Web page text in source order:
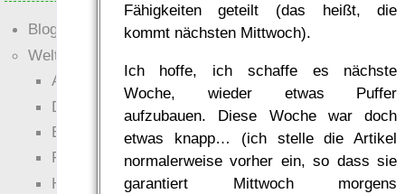
Fähigkeiten geteilt (das heißt, die
kommt nächsten Mittwoch).
Ich hoffe, ich schaffe es nächste
Woche, wieder etwas Puffer
aufzubauen. Diese Woche war doch
etwas knapp… (ich stelle die Artikel
normalerweise vorher ein, so dass sie
garantiert Mittwoch morgens
Blogs
Welten
Ante Portas
Die neuen Lande
EWS-X
Freihändler
Hinter der Welt